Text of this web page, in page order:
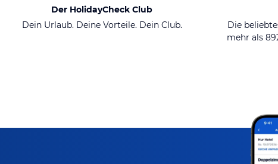
Der HolidayCheck Club
Dein Urlaub. Deine Vorteile. Dein Club.
Die
mehr als